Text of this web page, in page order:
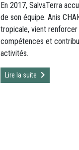
En 2017, SalvaTerra
de son équipe. Anis
tropicale, vient
compétences et
activités.
Lire la suite